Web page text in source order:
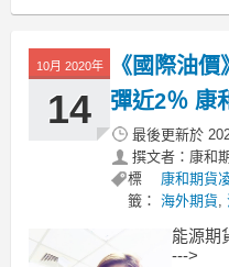
微型道瓊
10月 2020年
14
《國際油
彈近2％ 康
最後更新於
撰文者：康和
標
籤：
康和期貨
海外期貨,
能源期
--->